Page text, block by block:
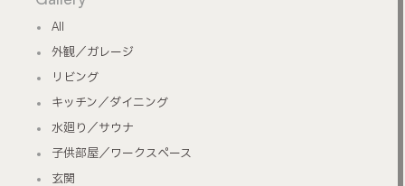
All
外観／ガレージ
リビング
キッチン／ダイニング
水廻り／サウナ
子供部屋／ワークスペース
玄関